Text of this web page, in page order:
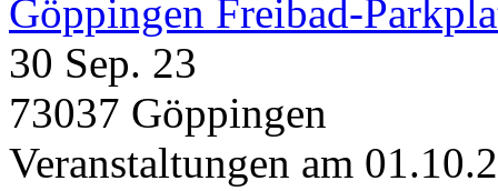
Göppingen Freibad-
30 Sep. 23
73037 Göppingen
Veranstaltungen am